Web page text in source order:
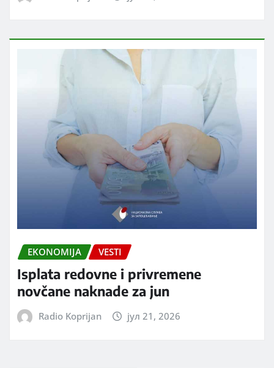
EKONOMIJA VESTI
Isplata redovne i privremene
novčane naknade za jun
Radio Koprijan јул 21, 2026